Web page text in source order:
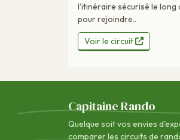
l'itinéraire sécurisé le long
pour rejoindre..
Voir le circuit
Capitaine Rando
Quelque soit vos envies
comparer les circuits de